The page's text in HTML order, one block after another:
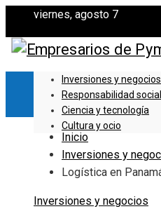
viernes, agosto 7
Inversiones y negocios
Responsabilidad social
Ciencia y tecnología
Cultura y ocio
Inicio
Inversiones y
Logística en
Inversiones y negocios